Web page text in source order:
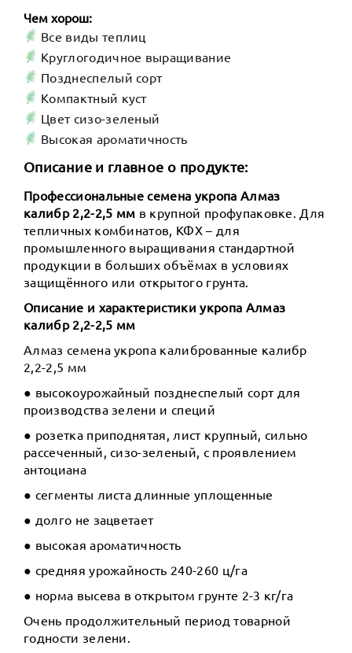
Чем хорош:
Все виды теплиц
Круглогодичное выращивание
Позднеспелый сорт
Компактный куст
Цвет сизо-зеленый
Высокая ароматичность
Описание и главное о продукте:
Профессиональные семена укропа Алмаз
калибр 2,2-2,5 мм в крупной профупаковке. Для
тепличных комбинатов, КФХ – для
промышленного выращивания стандартной
продукции в больших объёмах в условиях
защищённого или открытого грунта.
Описание и характеристики укропа Алмаз
калибр 2,2-2,5 мм
Алмаз семена укропа калиброванные калибр
2,2-2,5 мм
● высокоурожайный позднеспелый сорт для
производства зелени и специй
● розетка приподнятая, лист крупный, сильно
рассеченный, сизо-зеленый, с проявлением
антоциана
● сегменты листа длинные уплощенные
● долго не зацветает
● высокая ароматичность
● средняя урожайность 240-260 ц/га
● норма высева в открытом грунте 2-3 кг/га
Очень продолжительный период товарной
годности зелени.